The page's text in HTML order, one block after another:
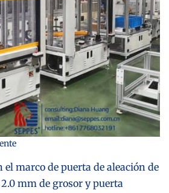
el marco de puerta de aleación de
mm de grosor y puerta